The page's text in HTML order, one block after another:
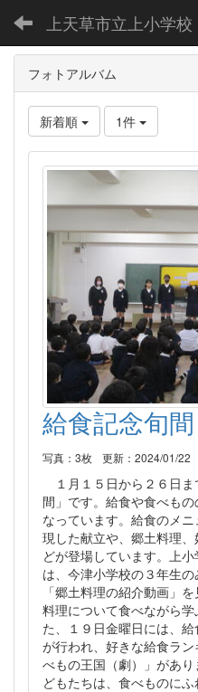
上天草市立上小学校
フォトアルバム
新着順 1件
給食記念旬間
写真：3枚 更新：2024/01/22
１月１５日から２６日
間」です。給食や食べも
なっています。給食のメ
現した献立や、郷土料理
どが登場しています。上
は、今津小学校の３年生
「郷土料理の紹介動画」
料理について食べながら
た、１９日金曜日には、給
が行われ、好きな給食ラ
べもの王国（劇）」があ
どもたちは、食べものにふ